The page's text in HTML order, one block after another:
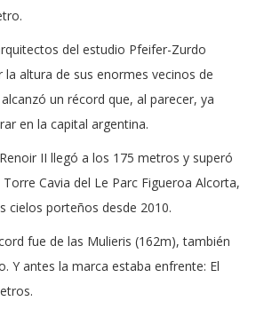
del estudio Pfeifer-Zurdo
la altura de sus enormes vecinos de
un récord que, al parecer, ya
en la capital argentina.
II llegó a los 175 metros y superó
Cavia del Le Parc Figueroa Alcorta,
cielos porteños desde 2010.
fue de las Mulieris (162m), también
Y antes la marca estaba enfrente: El